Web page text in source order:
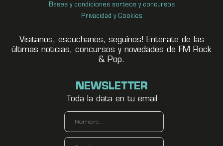
Bases y condiciones sorteos y concursos
Privacidad y Cookies
Visitanos, escuchanos, seguínos! Enterate de las
últimas noticias, concursos y novedades de FM Rock
& Pop.
NEWSLETTER
Toda la data en tu email